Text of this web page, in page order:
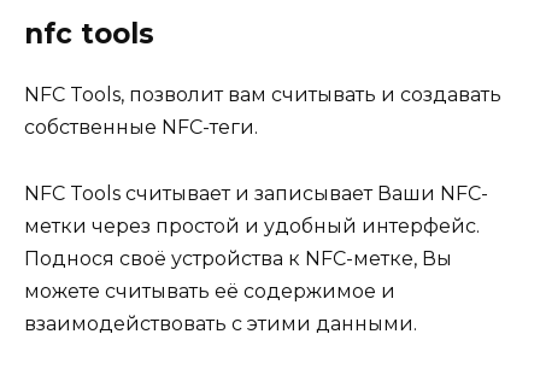
‎nfc tools
NFC Tools, позволит вам считывать и создавать
собственные NFC-теги.
NFC Tools считывает и записывает Ваши NFC-
метки через простой и удобный интерфейс.
Поднося своё устройства к NFC-метке, Вы
можете считывать её содержимое и
взаимодействовать с этими данными.